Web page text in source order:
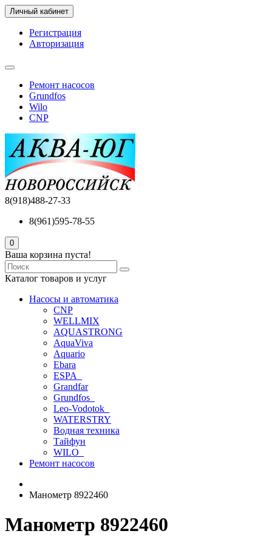
Личный кабинет
Регистрация
Авторизация
Ремонт насосов
Grundfos
Wilo
CNP
8(918)488-27-33
8(961)595-78-55
0
Ваша корзина пуста!
Каталог товаров и услуг
Насосы и автоматика
CNP
WELLMIX
AQUASTRONG
AquaViva
Aquario
Ebara
ESPA_
Grandfar
Grundfos_
Leo-Vodotok_
WATERSTRY
Водная техника
Тайфун
WILO_
Ремонт насосов
Манометр 8922460
Манометр 8922460